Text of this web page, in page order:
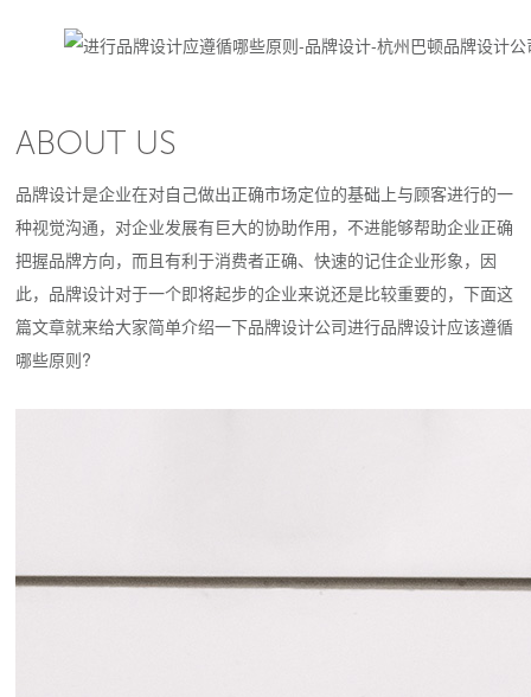
ABOUT US
品牌设计是企业在对自己做出正确市场定位的基础上与顾客进行的一
种视觉沟通，对企业发展有巨大的协助作用，不进能够帮助企业正确
把握品牌方向，而且有利于消费者正确、快速的记住企业形象，因
此，品牌设计对于一个即将起步的企业来说还是比较重要的，下面这
篇文章就来给大家简单介绍一下品牌设计公司进行品牌设计应该遵循
哪些原则?